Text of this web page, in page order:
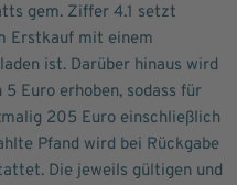
gem. Ziffer 4.1 setzt
Erstkauf mit einem
ist. Darüber hinaus wird
Euro erhoben, sodass für
205 Euro einschließlich
Pfand wird bei Rückgabe
Die jeweils gültigen und